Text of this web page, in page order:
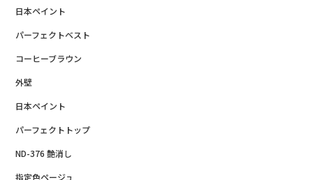
日本ペイント
パーフェクトベスト
コーヒーブラウン
外壁
日本ペイント
パーフェクトトップ
ND-376 艶消し
指定色ページュ